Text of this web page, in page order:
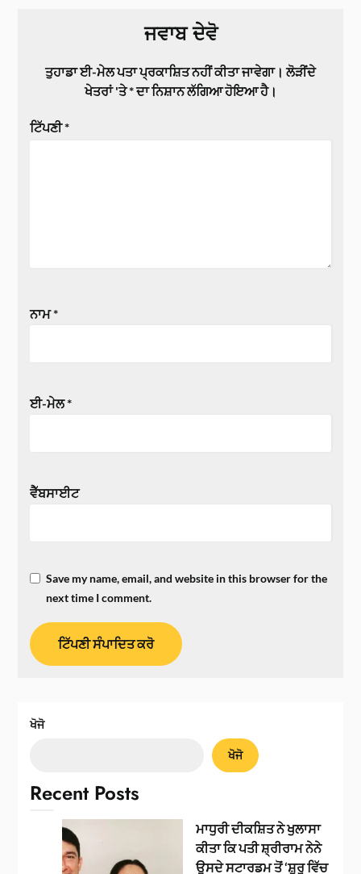
ਜਵਾਬ ਦੇਵੋ
ਤੁਹਾਡਾ ਈ-ਮੇਲ ਪਤਾ ਪ੍ਰਕਾਸ਼ਿਤ ਨਹੀਂ ਕੀਤਾ ਜਾਵੇਗਾ। ਲੋੜੀਂਦੇ
ਖੇਤਰਾਂ 'ਤੇ*ਦਾ ਨਿਸ਼ਾਨ ਲੱਗਿਆ ਹੋਇਆ ਹੈ।
ਟਿੱਪਣੀ*
ਨਾਮ*
ਈ-ਮੇਲ*
ਵੈੱਬਸਾਈਟ
Save my name, email, and website in this browser for the
next time I comment.
ਖੋਜੋ
ਖੋਜੋ
Recent Posts
ਮਾਧੁਰੀ ਦੀਕਸ਼ਿਤ ਨੇ ਖੁਲਾਸਾ
ਕੀਤਾ ਕਿ ਪਤੀ ਸ਼੍ਰੀਰਾਮ ਨੇਨੇ
ਉਸਦੇ ਸਟਾਰਡਮ ਤੋਂ ‘ਸ਼ੁਰੂ ਵਿੱਚ